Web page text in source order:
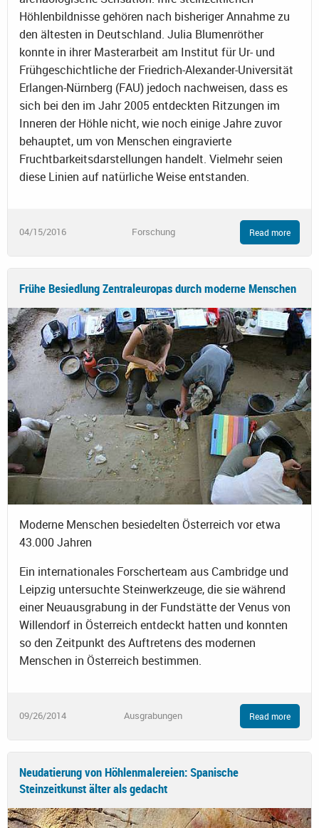
Höhlenbildnisse gehören nach bisheriger Annahme zu
den ältesten in Deutschland. Julia Blumenröther
konnte in ihrer Masterarbeit am Institut für Ur- und
Frühgeschichtliche der Friedrich-Alexander-Universität
Erlangen-Nürnberg (FAU) jedoch nachweisen, dass es
sich bei den im Jahr 2005 entdeckten Ritzungen im
Inneren der Höhle nicht, wie noch einige Jahre zuvor
behauptet, um von Menschen eingravierte
Fruchtbarkeitsdarstellungen handelt. Vielmehr seien
diese Linien auf natürliche Weise entstanden.
04/15/2016 Forschung Read more
Frühe Besiedlung Zentraleuropas durch moderne Menschen
Moderne Menschen besiedelten Österreich vor etwa
43.000 Jahren
Ein internationales Forscherteam aus Cambridge und
Leipzig untersuchte Steinwerkzeuge, die sie während
einer Neuausgrabung in der Fundstätte der Venus von
Willendorf in Österreich entdeckt hatten und konnten
so den Zeitpunkt des Auftretens des modernen
Menschen in Österreich bestimmen.
09/26/2014 Ausgrabungen Read more
Neudatierung von Höhlenmalereien: Spanische
Steinzeitkunst älter als gedacht